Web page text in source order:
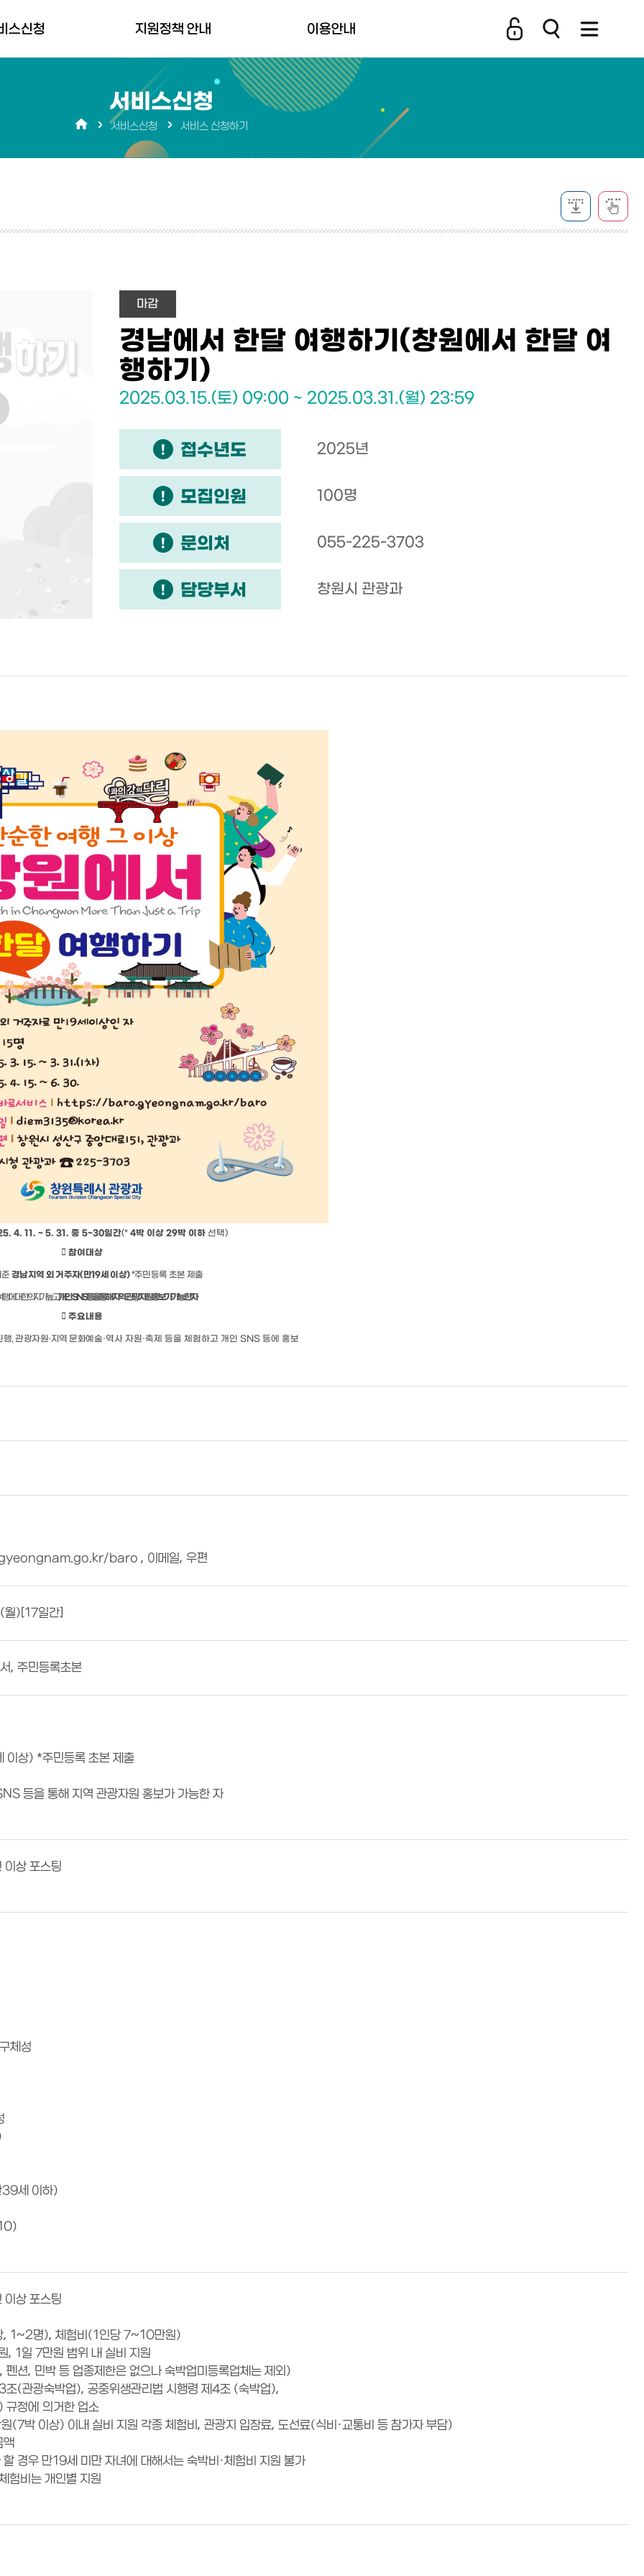
스신청 지원정책 안내
경상남도 지원정책
생애주기별저출생대응
지원정책
이용안내
경남바로서비스 소개
FAQ
서비스신청
서비스신청 서비스 신청하기
마감
경남에서 한달 여행하기(창원에서 한달 여
행하기)
2025.03.15.(토) 09:00 ~ 2025.03.31.(월) 23:59
접수년도 2025년
모집인원 100명
문의처 055-225-3703
담당부서 창원시 관광과
4. 11. ~ 5. 31. 중 5~30일간(* 4박 이상 29박 이하 선택)
 참여대상
경남지역 외 거주자(만19세 이상)*주민등록 초본 제출
행에 대한 의지가 높고개인SNS등을 통해 지역 관광자원 홍보가 가능한 자
 주요내용
행,관광자원·지역 문화예술·역사 자원·축제 등을 체험하고 개인SNS등에 홍보
baro , 이메일, 우편
)[17일간]
, 주민등록초본
이상) *주민등록 초본 제출
등을 통해 지역 관광자원 홍보가 가능한 자
상 포스팅
체성
39세 이하)
상 포스팅
, 1~2명), 체험비(1인당 7~10만원)
1일 7만원 범위 내 실비 지원
션, 민박 등 업종제한은 없으나 숙박업미등록업체는 제외)
(관광숙박업), 공중위생관리법 시행령 제4조 (숙박업),
정에 의거한 업소
박 이상) 이내 실비 지원 각종 체험비, 관광지 입장료, 도선료(식비·교통비 등 참가자 부담)
액
경우 만19세 미만 자녀에 대해서는 숙박비·체험비 지원 불가
험비는 개인별 지원